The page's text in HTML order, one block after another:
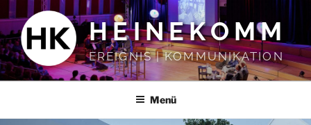
Inhalt
springen
HEINEKOMM
EREIGNIS | KOMMUNIKATION
Menü